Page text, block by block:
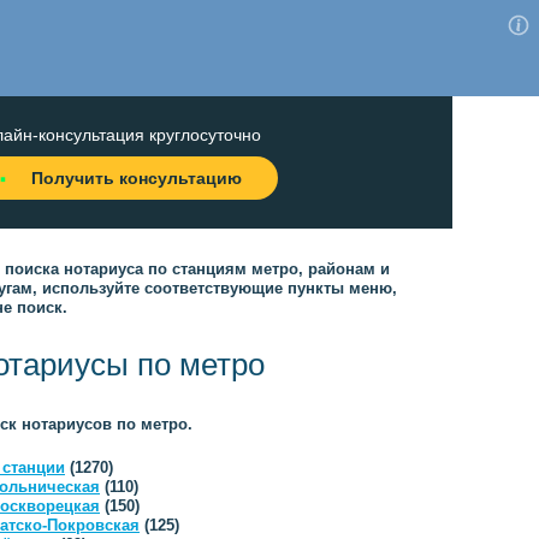
консультация круглосуточно
Получить консультацию
нотариуса по станциям метро, районам и
используйте соответствующие пункты меню,
поиск.
по метро
нотариусов по метро.
(1270)
(110)
(150)
Покровская (125)